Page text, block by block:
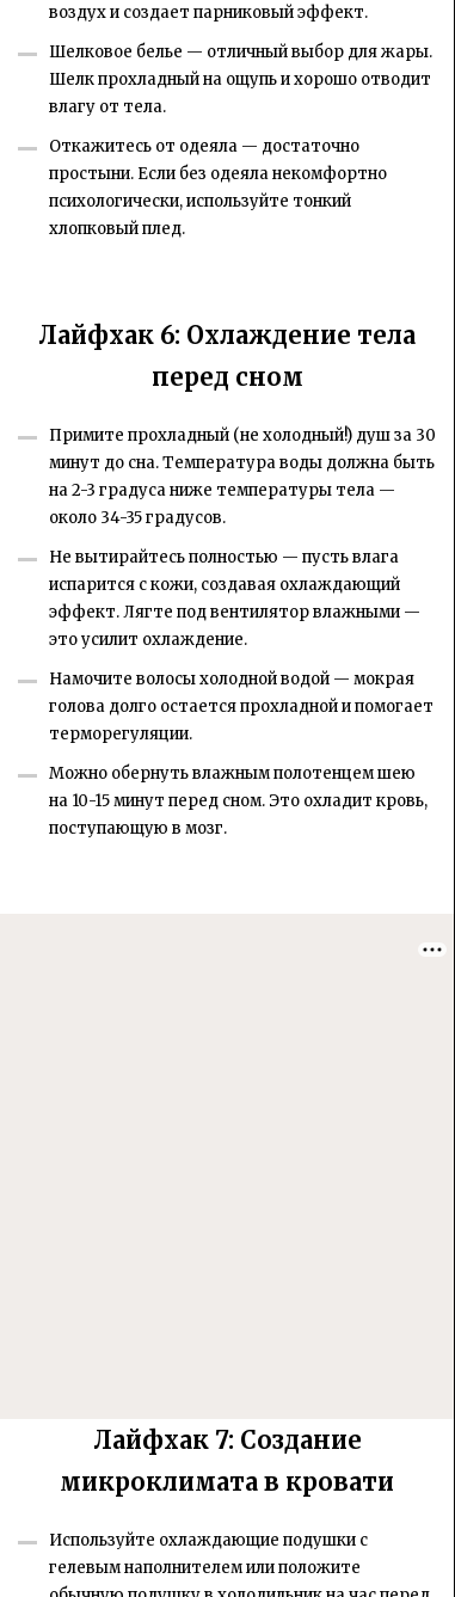
воздух и создает парниковый эффект.
Шелковое белье — отличный выбор для жары.
Шелк прохладный на ощупь и хорошо отводит
влагу от тела.
Откажитесь от одеяла — достаточно
простыни. Если без одеяла некомфортно
психологически, используйте тонкий
хлопковый плед.
Лайфхак 6: Охлаждение тела
перед сном
Примите прохладный (не холодный!) душ за 30
минут до сна. Температура воды должна быть
на 2-3 градуса ниже температуры тела —
около 34-35 градусов.
Не вытирайтесь полностью — пусть влага
испарится с кожи, создавая охлаждающий
эффект. Лягте под вентилятор влажными —
это усилит охлаждение.
Намочите волосы холодной водой — мокрая
голова долго остается прохладной и помогает
терморегуляции.
Можно обернуть влажным полотенцем шею
на 10-15 минут перед сном. Это охладит кровь,
поступающую в мозг.
Лайфхак 7: Создание
микроклимата в кровати
Используйте охлаждающие подушки с
гелевым наполнителем или положите